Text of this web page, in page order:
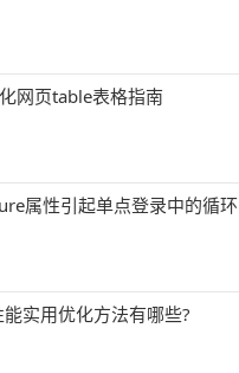
网页table表格指南
属性引起单点登录中的循环
实用优化方法有哪些?